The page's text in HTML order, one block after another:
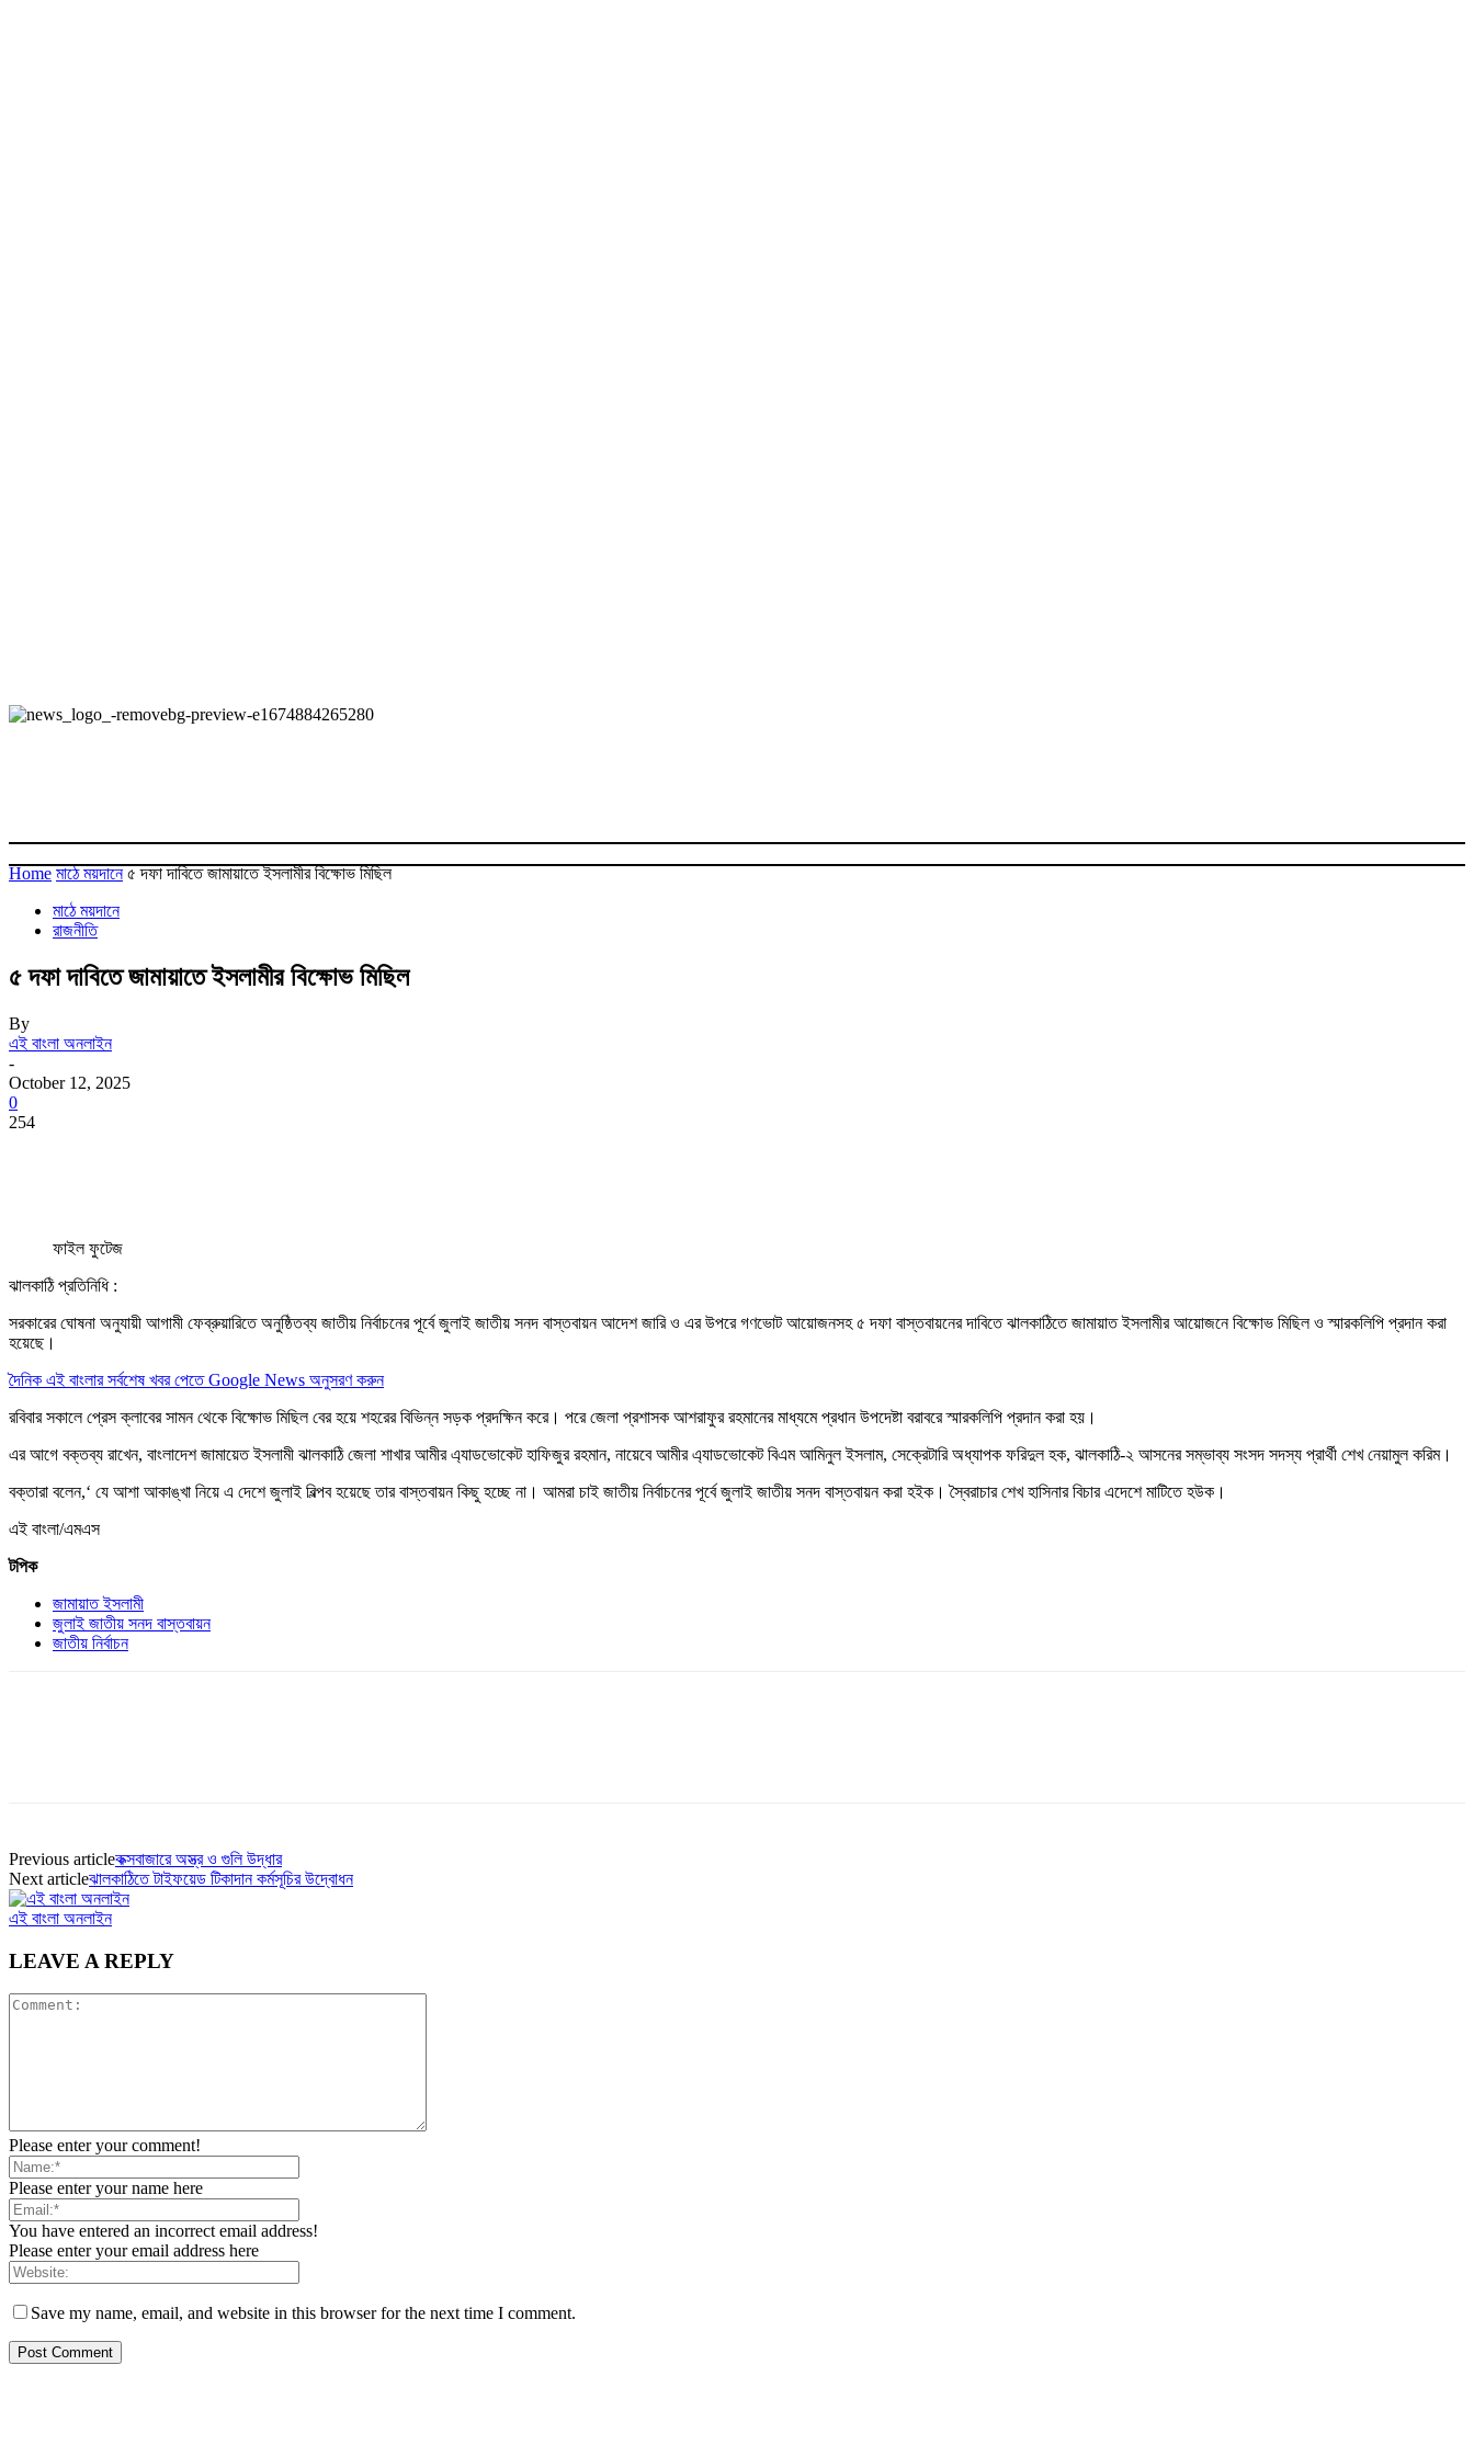
Home মাঠে ময়দানে ৫ দফা দাবিতে জামায়াতে ইসলামীর বিক্ষোভ মিছিল
মাঠে ময়দানে
রাজনীতি
৫ দফা দাবিতে জামায়াতে ইসলামীর বিক্ষোভ মিছিল
By
এই বাংলা অনলাইন
-
October 12, 2025
0
254
ফাইল ফুটেজ
ঝালকাঠি প্রতিনিধি :
সরকারের ঘোষনা অনুযায়ী আগামী ফেব্রুয়ারিতে অনুষ্ঠিতব্য জাতীয় নির্বাচনের পূর্বে জুলাই জাতীয় সনদ বাস্তবায়ন আদেশ জারি ও এর উপরে গণভোট আয়োজনসহ ৫ দফা বাস্তবায়নের দাবিতে ঝালকাঠিতে জামায়াত ইসলামীর আয়োজনে বিক্ষোভ মিছিল ও স্মারকলিপি প্রদান করা
হয়েছে।
দৈনিক এই বাংলার সর্বশেষ খবর পেতে Google News অনুসরণ করুন
রবিবার সকালে প্রেস ক্লাবের সামন থেকে বিক্ষোভ মিছিল বের হয়ে শহরের বিভিন্ন সড়ক প্রদক্ষিন করে। পরে জেলা প্রশাসক আশরাফুর রহমানের মাধ্যমে প্রধান উপদেষ্টা বরাবরে স্মারকলিপি প্রদান করা হয়।
এর আগে বক্তব্য রাখেন, বাংলাদেশ জামায়েত ইসলামী ঝালকাঠি জেলা শাখার আমীর এ্যাডভোকেট হাফিজুর রহমান, নায়েবে আমীর এ্যাডভোকেট বিএম আমিনুল ইসলাম, সেক্রেটারি অধ্যাপক ফরিদুল হক, ঝালকাঠি-২ আসনের সম্ভাব্য সংসদ সদস্য প্রার্থী শেখ নেয়ামুল করিম।
বক্তারা বলেন,‘ যে আশা আকাঙ্খা নিয়ে এ দেশে জুলাই বিল্পব হয়েছে তার বাস্তবায়ন কিছু হচ্ছে না। আমরা চাই জাতীয় নির্বাচনের পূর্বে জুলাই জাতীয় সনদ বাস্তবায়ন করা হইক। স্বৈরাচার শেখ হাসিনার বিচার এদেশে মাটিতে হউক।
এই বাংলা/এমএস
টপিক
জামায়াত ইসলামী
জুলাই জাতীয় সনদ বাস্তবায়ন
জাতীয় নির্বাচন
Previous articleকক্সবাজারে অস্ত্র ও গুলি উদ্ধার
Next articleঝালকাঠিতে টাইফয়েড টিকাদান কর্মসূচির উদ্বোধন
এই বাংলা অনলাইন
LEAVE A REPLY
Please enter your comment!
Please enter your name here
You have entered an incorrect email address!
Please enter your email address here
Save my name, email, and website in this browser for the next time I comment.